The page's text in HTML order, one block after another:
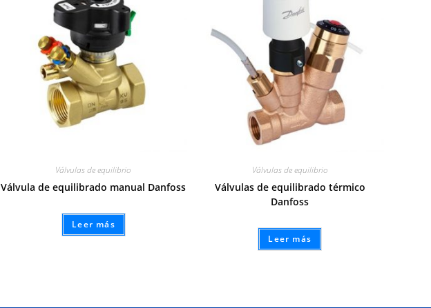
Válvulas de equilibrio
Válvula de equilibrado manual Danfoss
Leer más
Válvulas de equilibrio
Válvulas de equilibrado térmico
Danfoss
Leer más